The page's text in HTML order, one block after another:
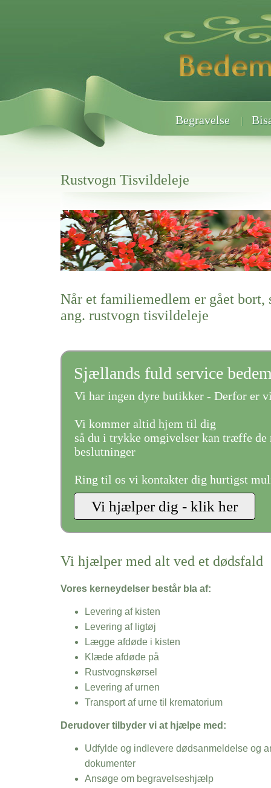
Begravelse
Rustvogn Tisvildeleje
Her hos os får du altid en god afslutning når det gælder
Rustvogn Tisvildeleje
vi hjælper i alle faser af begravelsel
Når et familiemedlem er gået bort,
ang. rustvogn tisvildeleje
Sjællands fuld service
Vi har ingen dyre butikker - Derfor er
Vi kommer altid hjem til dig
så du i trykke omgivelser kan træffe de
beslutninger
Ring til os vi kontakter dig hurtigst
Vi hjælper med alt ved et dødsfald
Vores kerneydelser består bla af:
Levering af kisten
Levering af ligtøj
Lægge afdøde i kisten
Klæde afdøde på
Rustvognskørsel
Levering af urnen
Transport af urne til krematorium
Derudover tilbyder vi at hjælpe med:
Udfylde og indlevere dødsanmeldelse og
dokumenter
Ansøge om begravelseshjælp